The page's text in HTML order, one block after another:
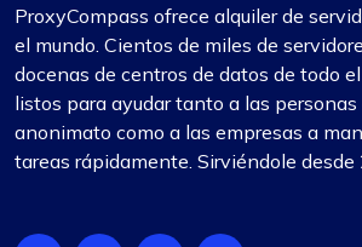
ProxyCompass ofrece alquiler de
el mundo. Cientos de miles de
docenas de centros de datos de todo
listos para ayudar tanto a las
anonimato como a las empresas a
tareas rápidamente. Sirviéndole desde